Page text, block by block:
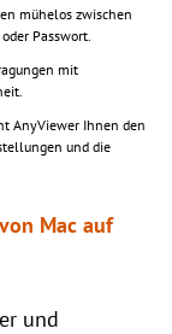
mühelos zwischen
Passwort.
mit
AnyViewer Ihnen den
und die
Mac auf
und